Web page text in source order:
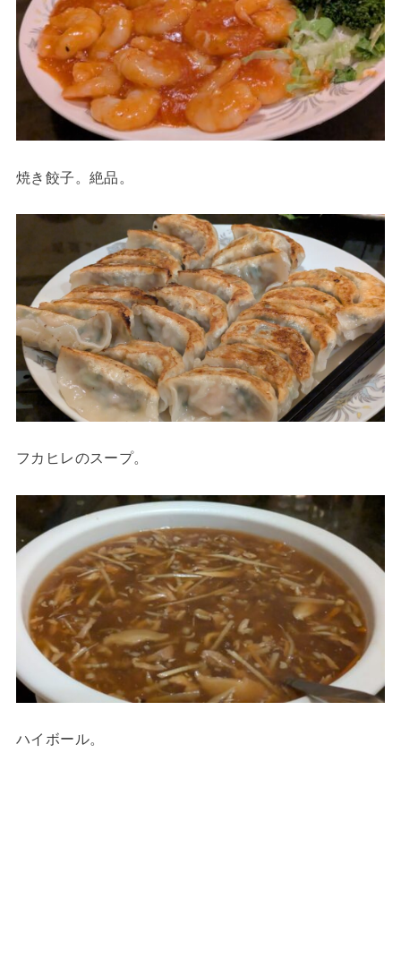
焼き餃子。絶品。
フカヒレのスープ。
ハイボール。